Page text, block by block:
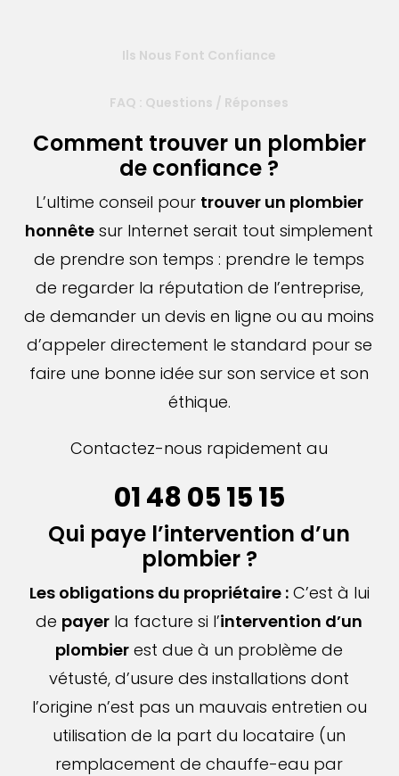
Ils Nous Font Confiance
FAQ : Questions / Réponses
Comment trouver un plombier
de confiance ?
L’ultime conseil pour trouver un plombier
honnête sur Internet serait tout simplement
de prendre son temps : prendre le temps
de regarder la réputation de l’entreprise,
de demander un devis en ligne ou au moins
d’appeler directement le standard pour se
faire une bonne idée sur son service et son
éthique.
Contactez-nous rapidement au
01 48 05 15 15
Qui paye l’intervention d’un
plombier ?
Les obligations du propriétaire :C’est à lui
de payer la facture si l’intervention d’un
plombier est due à un problème de
vétusté, d’usure des installations dont
l’origine n’est pas un mauvais entretien ou
utilisation de la part du locataire (un
remplacement de chauffe-eau par